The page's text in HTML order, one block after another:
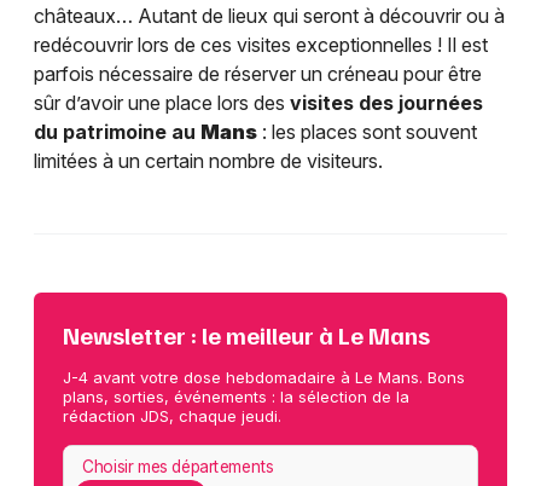
châteaux… Autant de lieux qui seront à découvrir ou à
redécouvrir lors de ces visites exceptionnelles ! Il est
parfois nécessaire de réserver un créneau pour être
sûr d’avoir une place lors des visites des journées
du patrimoine au Mans : les places sont souvent
limitées à un certain nombre de visiteurs.
Newsletter : le meilleur à Le Mans
J-4 avant votre dose hebdomadaire à Le Mans. Bons
plans, sorties, événements : la sélection de la
rédaction JDS, chaque jeudi.
Choisir mes départements